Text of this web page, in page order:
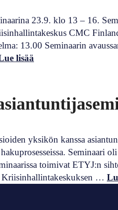
23.9. klo 13 – 16.
CMC
13.00 Seminaarin
lisää
yksikön kanssa
toimivat ETYJ:n
Kriisinhallintakeskuksen …